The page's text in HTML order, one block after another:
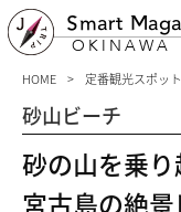
Smart
OKINAWA
HOME 定番観光スポット
砂山ビーチ
砂の山を乗
宮古島の絶